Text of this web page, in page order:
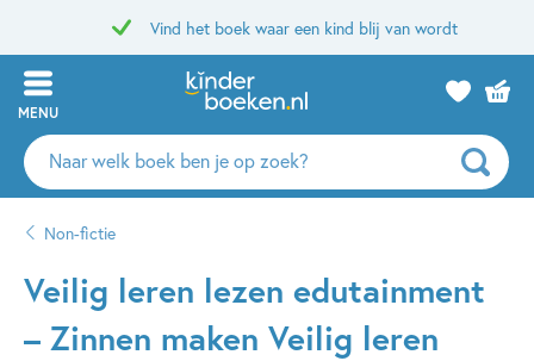
Vind het boek waar een kind blij van wordt
MENU
Zoeken
naar
auteurs
uitgevers
Non-fictie
Veilig leren lezen edutainment
– Zinnen maken Veilig leren